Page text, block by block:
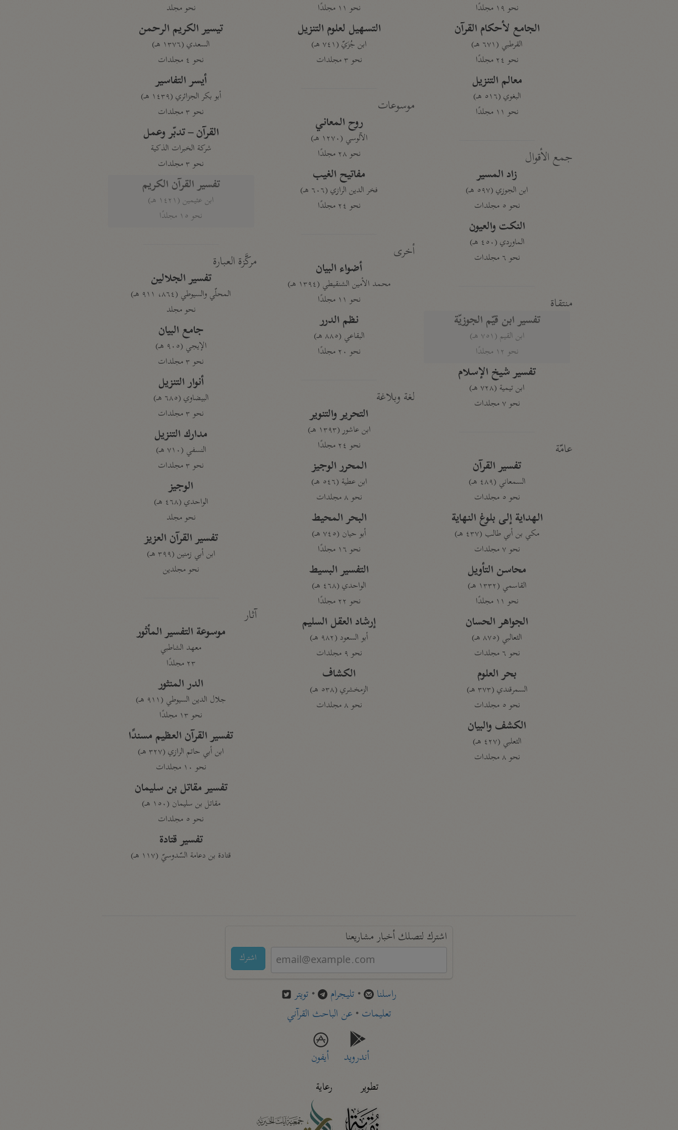
نحو ١٩ مجلدًا
الجامع لأحكام القرآن
القرطبي (٦٧١ هـ)
نحو ٢٤ مجلدًا
معالم التنزيل
البغوي (٥١٦ هـ)
نحو ١١ مجلدًا
جمع الأقوال
زاد المسير
ابن الجوزي (٥٩٧ هـ)
نحو ٥ مجلدات
النكت والعيون
الماوردي (٤٥٠ هـ)
نحو ٦ مجلدات
منتقاة
تفسير ابن قيّم الجوزيّة
ابن القيم (٧٥١ هـ)
نحو ١٢ مجلدًا
تفسير شيخ الإسلام
ابن تيمية (٧٢٨ هـ)
نحو ٧ مجلدات
عامّة
تفسير القرآن
السمعاني (٤٨٩ هـ)
نحو ٥ مجلدات
الهداية إلى بلوغ النهاية
مكي بن أبي طالب (٤٣٧ هـ)
نحو ٧ مجلدات
محاسن التأويل
القاسمي (١٣٣٢ هـ)
نحو ١١ مجلدًا
الجواهر الحسان
الثعالبي (٨٧٥ هـ)
نحو ٦ مجلدات
بحر العلوم
السمرقندي (٣٧٣ هـ)
نحو ٥ مجلدات
الكشف والبيان
الثعلبي (٤٢٧ هـ)
نحو ٨ مجلدات
نحو ١١ مجلدًا
التسهيل لعلوم التنزيل
ابن جُزَيّ (٧٤١ هـ)
نحو ٣ مجلدات
موسوعات
روح المعاني
الآلوسي (١٢٧٠ هـ)
نحو ٢٨ مجلدًا
مفاتيح الغيب
فخر الدين الرازي (٦٠٦ هـ)
نحو ٢٤ مجلدًا
أخرى
أضواء البيان
محمد الأمين الشنقيطي (١٣٩٤ هـ)
نحو ١١ مجلدًا
نظم الدرر
البقاعي (٨٨٥ هـ)
نحو ٢٠ مجلدًا
لغة وبلاغة
التحرير والتنوير
ابن عاشور (١٣٩٣ هـ)
نحو ٢٤ مجلدًا
المحرر الوجيز
ابن عطية (٥٤٦ هـ)
نحو ٨ مجلدات
البحر المحيط
أبو حيان (٧٤٥ هـ)
نحو ١٦ مجلدًا
التفسير البسيط
الواحدي (٤٦٨ هـ)
نحو ٢٢ مجلدًا
إرشاد العقل السليم
أبو السعود (٩٨٢ هـ)
نحو ٩ مجلدات
الكشاف
الزمخشري (٥٣٨ هـ)
نحو ٨ مجلدات
نحو مجلد
تيسير الكريم الرحمن
السعدي (١٣٧٦ هـ)
نحو ٤ مجلدات
أيسر التفاسير
أبو بكر الجزائري (١٤٣٩ هـ)
نحو ٣ مجلدات
القرآن – تدبّر وعمل
شركة الخبرات الذكية
نحو ٣ مجلدات
تفسير القرآن الكريم
ابن عثيمين (١٤٢١ هـ)
نحو ١٥ مجلدًا
مركَّزة العبارة
تفسير الجلالين
المحلّي والسيوطي (٨٦٤، ٩١١ هـ)
نحو مجلد
جامع البيان
الإيجي (٩٠٥ هـ)
نحو ٣ مجلدات
أنوار التنزيل
البيضاوي (٦٨٥ هـ)
نحو ٣ مجلدات
مدارك التنزيل
النسفي (٧١٠ هـ)
نحو ٣ مجلدات
الوجيز
الواحدي (٤٦٨ هـ)
نحو مجلد
تفسير القرآن العزيز
ابن أبي زمنين (٣٩٩ هـ)
نحو مجلدين
آثار
موسوعة التفسير المأثور
معهد الشاطبي
٢٣ مجلدًا
الدر المنثور
جلال الدين السيوطي (٩١١ هـ)
نحو ١٣ مجلدًا
تفسير القرآن العظيم مسندًا
ابن أبي حاتم الرازي (٣٢٧ هـ)
نحو ١٠ مجلدات
تفسير مقاتل بن سليمان
مقاتل بن سليمان (١٥٠ هـ)
نحو ٥ مجلدات
تفسير قتادة
قتادة بن دعامة السّدوسيّ (١١٧ هـ)
اشترك لتصلك أخبار مشاريعنا
اشترك
راسلنا • تليجرام • تويتر
تعليمات• عن الباحث القرآني
أندرويد
أيفون
تطوير
رعاية